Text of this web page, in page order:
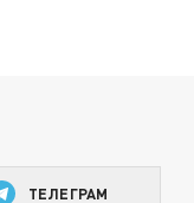
ТЕЛЕГРАМ